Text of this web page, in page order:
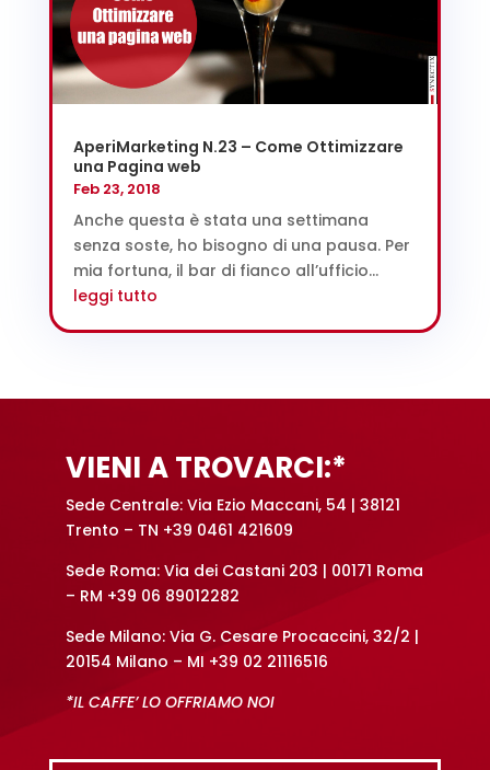
AperiMarketing N.23 – Come Ottimizzare
una Pagina web
Feb 23, 2018
Anche questa è stata una settimana
senza soste, ho bisogno di una pausa. Per
mia fortuna, il bar di fianco all’ufficio...
leggi tutto
VIENI A TROVARCI:*
Sede Centrale: Via Ezio Maccani, 54 | 38121
Trento – TN +39 0461 421609
Sede Roma: Via dei Castani 203 | 00171 Roma
– RM +39 06 89012282
Sede Milano: Via G. Cesare Procaccini, 32/2 |
20154 Milano – MI +39 02 21116516
*IL CAFFE’ LO OFFRIAMO NOI